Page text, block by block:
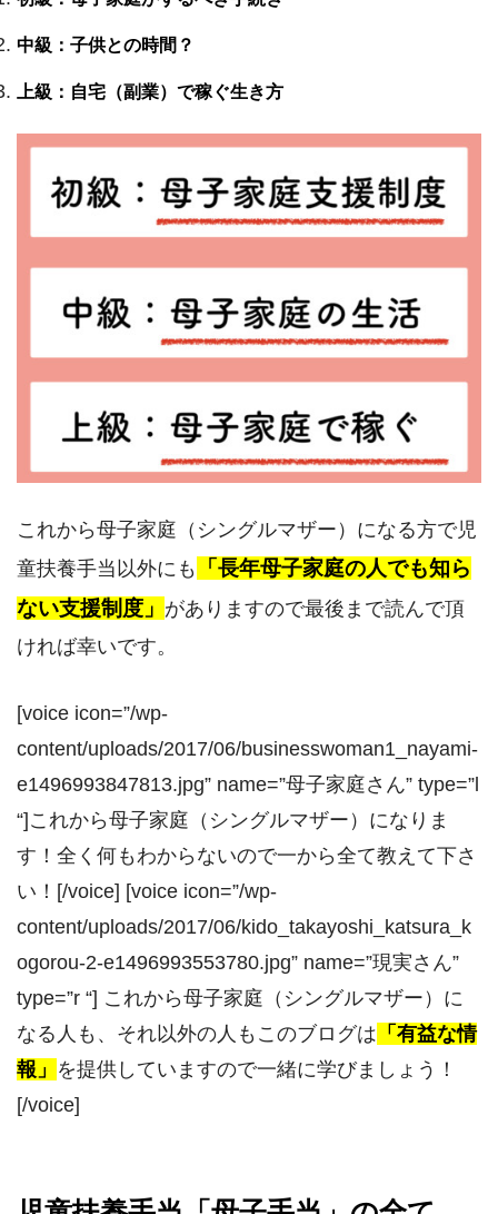
中級：子供との時間？
上級：自宅（副業）で稼ぐ生き方
これから母子家庭（シングルマザー）になる方で児
童扶養手当以外にも
「長年母子家庭の人でも知ら
ない支援制度」 がありますので最後まで読んで頂
ければ幸いです。
[voice icon=”/wp-
content/uploads/2017/06/businesswoman1_nayami-
e1496993847813.jpg” name=”母子家庭さん” type=”l
“]これから母子家庭（シングルマザー）になりま
す！全く何もわからないので一から全て教えて下さ
い！[/voice] [voice icon=”/wp-
content/uploads/2017/06/kido_takayoshi_katsura_k
ogorou-2-e1496993553780.jpg” name=”現実さん”
type=”r “] これから母子家庭（シングルマザー）に
なる人も、それ以外の人もこのブログは 「有益な情
報」 を提供していますので一緒に学びましょう！
[/voice]